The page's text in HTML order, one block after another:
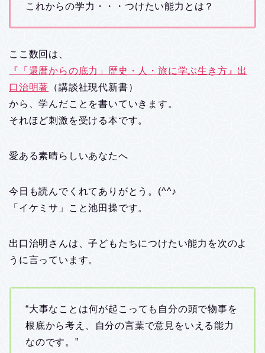
これからの学力・・・つけたい能力とは？
ここ数回は、
『「還暦からの底力」歴史・人・旅に学ぶ生き方』出
口治明著 （講談社現代新書）
から、学んだことを書いていきます。
それほど刺激を受ける本です。
愛ある素晴らしいあなたへ
今日も読んでくれてありがとう。(^^♪
「イケミサ」こと池田操です。
出口治明さんは、子どもたちにつけたい能力を次のよ
うに言っています。
“大事なことは何が起こっても自分の頭で物事を
根底から考え、自分の言葉で意見をいえる能力
なのです。”